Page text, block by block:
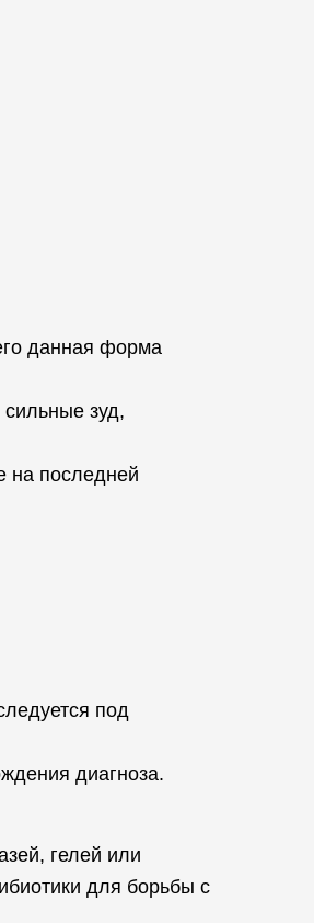
данная форма
зуд,
на последней
под
диагноза.
гелей или
для борьбы с